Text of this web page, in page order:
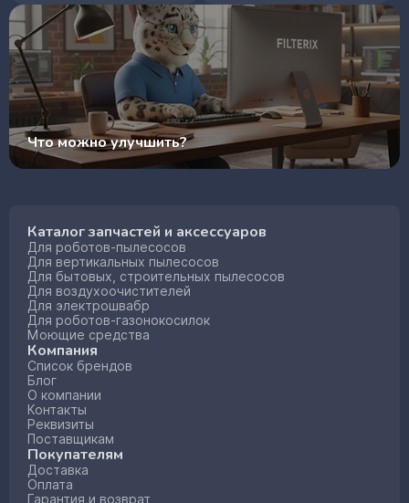
Что можно улучшить?
Каталог запчастей и аксессуаров
Для роботов-пылесосов
Для вертикальных пылесосов
Для бытовых, строительных пылесосов
Для воздухоочистителей
Для электрошвабр
Для роботов-газонокосилок
Моющие средства
Компания
Список брендов
Блог
О компании
Контакты
Реквизиты
Поставщикам
Покупателям
Доставка
Оплата
Гарантия и возврат